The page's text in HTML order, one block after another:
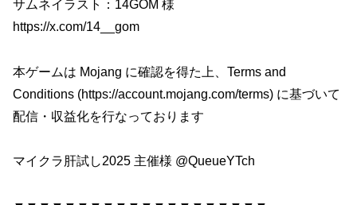
サムネイラスト：14GOM 様
https://x.com/14__gom
本ゲームは Mojang に確認を得た上、Terms and
Conditions (https://account.mojang.com/terms​) に基づいて
配信・収益化を行なっております
マイクラ肝試し2025 主催様 ‪@QueueYTch